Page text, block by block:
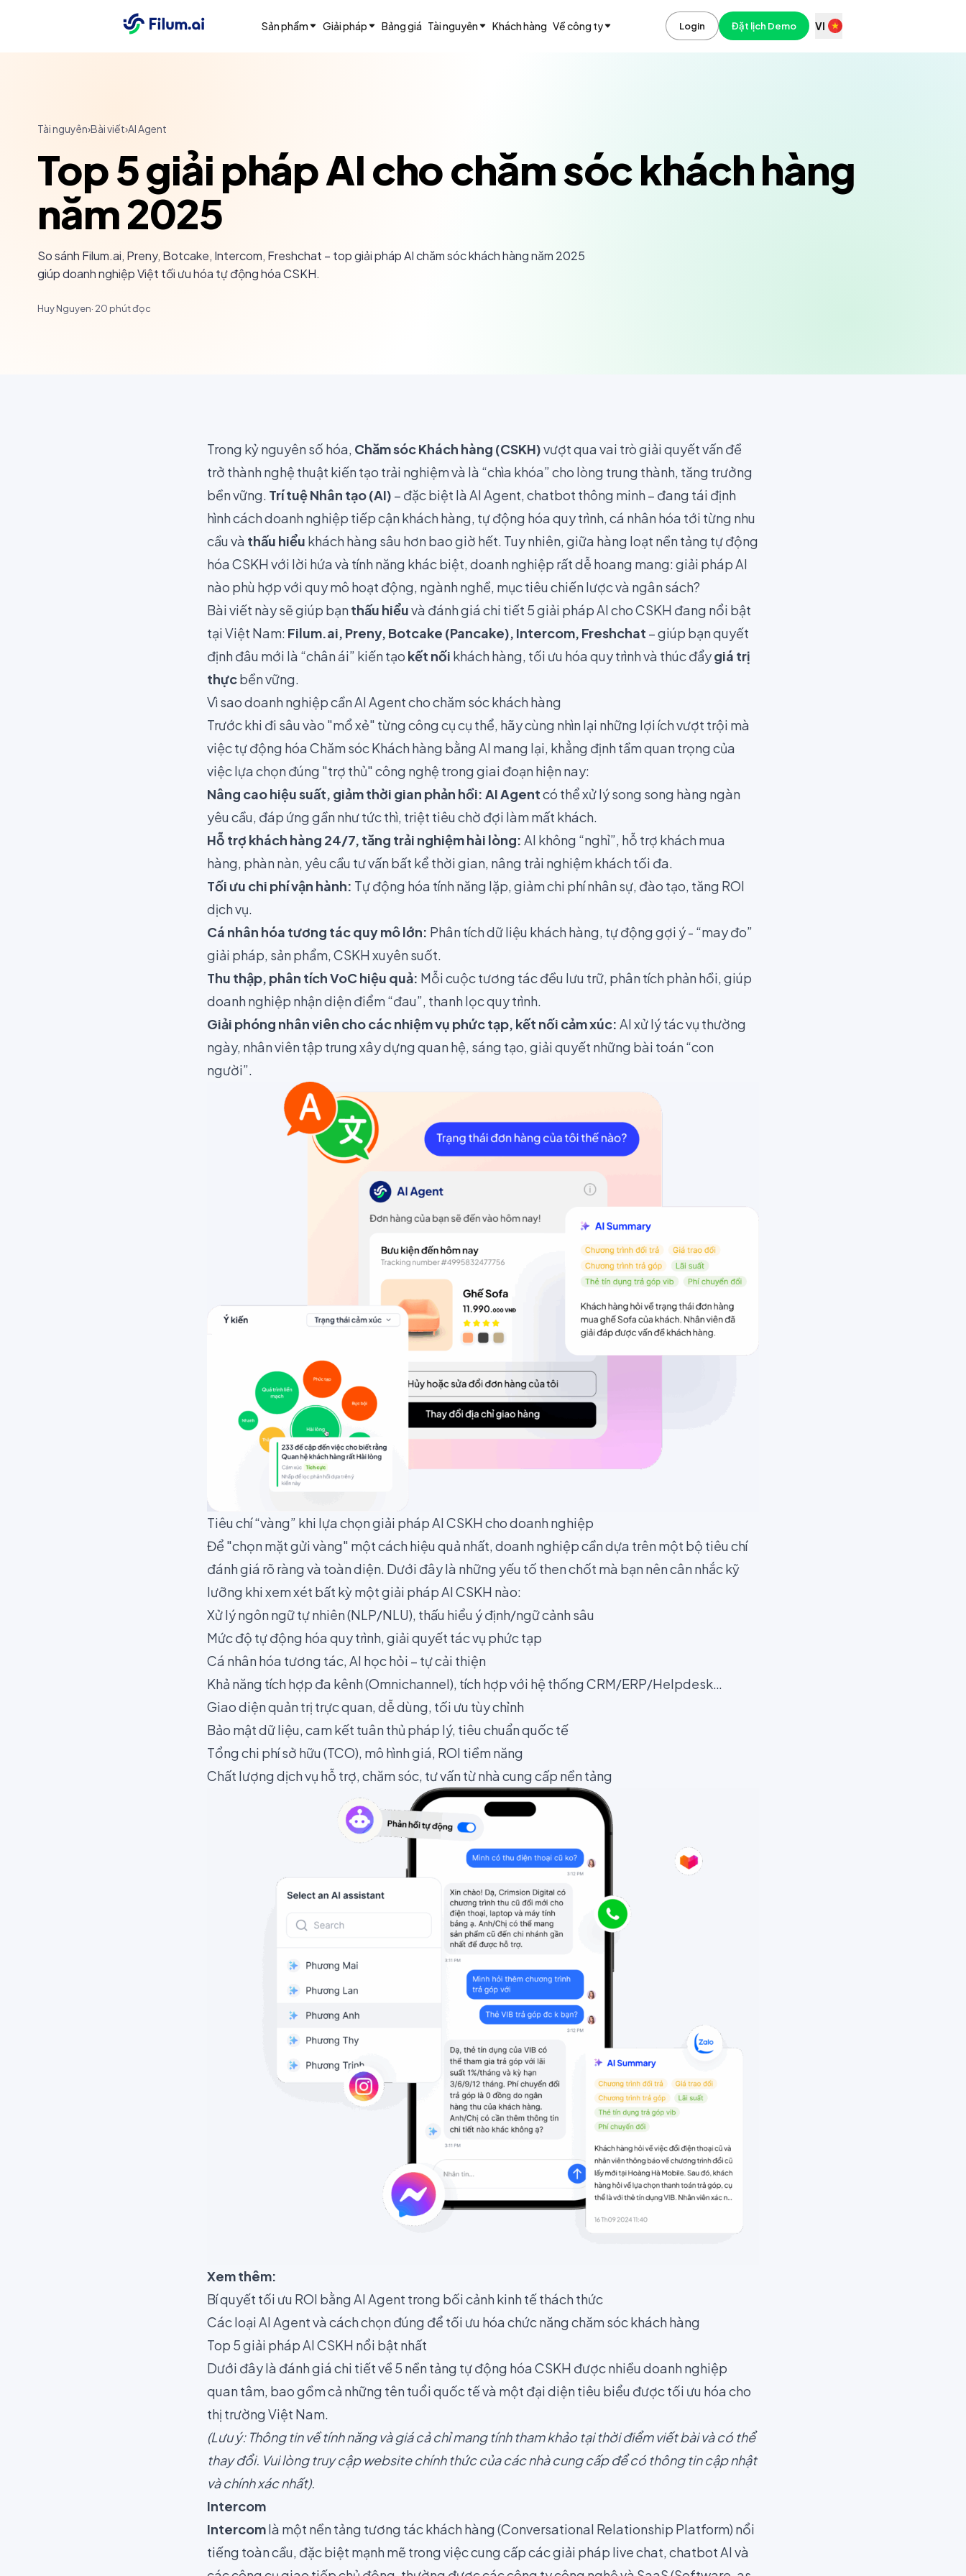
Sản phẩm Giải pháp Bảng giá Tài nguyên Khách hàng Về công ty Login Đặt lịch Demo VI
Tài nguyên›Bài viết›AI Agent
Top 5 giải pháp AI cho chăm sóc khách hàng
năm 2025
So sánh Filum.ai, Preny, Botcake, Intercom, Freshchat – top giải pháp AI chăm sóc khách hàng năm 2025
giúp doanh nghiệp Việt tối ưu hóa tự động hóa CSKH.
Huy Nguyen· 20 phút đọc
Trong kỷ nguyên số hóa, Chăm sóc Khách hàng (CSKH)vượt qua vai trò giải quyết vấn đề
trở thành nghệ thuật kiến tạo trải nghiệm và là “chìa khóa” cho lòng trung thành, tăng trưởng
bền vững. Trí tuệ Nhân tạo (AI) – đặc biệt là AI Agent, chatbot thông minh – đang tái định
hình cách doanh nghiệp tiếp cận khách hàng, tự động hóa quy trình, cá nhân hóa tới từng nhu
cầu và thấu hiểu khách hàng sâu hơn bao giờ hết. Tuy nhiên, giữa hàng loạt nền tảng tự động
hóa CSKH với lời hứa và tính năng khác biệt, doanh nghiệp rất dễ hoang mang: giải pháp AI
nào phù hợp với quy mô hoạt động, ngành nghề, mục tiêu chiến lược và ngân sách?
Bài viết này sẽ giúp bạnthấu hiểuvà đánh giá chi tiết 5 giải pháp AI cho CSKH đang nổi bật
tại Việt Nam: Filum.ai, Preny, Botcake (Pancake), Intercom, Freshchat – giúp bạn quyết
định đâu mới là “chân ái” kiến tạo kết nối khách hàng, tối ưu hóa quy trình và thúc đẩygiá trị
thựcbền vững.
Vì sao doanh nghiệp cần AI Agent cho chăm sóc khách hàng
Trước khi đi sâu vào "mổ xẻ" từng công cụ cụ thể, hãy cùng nhìn lại những lợi ích vượt trội mà
việc tự động hóa Chăm sóc Khách hàng bằng AI mang lại, khẳng định tầm quan trọng của
việc lựa chọn đúng "trợ thủ" công nghệ trong giai đoạn hiện nay:
Nâng cao hiệu suất, giảm thời gian phản hồi: AI Agentcó thể xử lý song song hàng ngàn
yêu cầu, đáp ứng gần như tức thì, triệt tiêu chờ đợi làm mất khách.
Hỗ trợ khách hàng 24/7, tăng trải nghiệm hài lòng: AI không “nghỉ”, hỗ trợ khách mua
hàng, phàn nàn, yêu cầu tư vấn bất kể thời gian, nâng trải nghiệm khách tối đa.
Tối ưu chi phí vận hành: Tự động hóa tính năng lặp, giảm chi phí nhân sự, đào tạo, tăng ROI
dịch vụ.
Cá nhân hóa tương tác quy mô lớn: Phân tích dữ liệu khách hàng, tự động gợi ý - “may đo”
giải pháp, sản phẩm, CSKH xuyên suốt.
Thu thập, phân tích VoC hiệu quả: Mỗi cuộc tương tác đều lưu trữ, phân tích phản hồi, giúp
doanh nghiệp nhận diện điểm “đau”, thanh lọc quy trình.
Giải phóng nhân viên cho các nhiệm vụ phức tạp, kết nối cảm xúc: AI xử lý tác vụ thường
ngày, nhân viên tập trung xây dựng quan hệ, sáng tạo, giải quyết những bài toán “con
người”.
Tiêu chí “vàng” khi lựa chọn giải pháp AI CSKH cho doanh nghiệp
Để "chọn mặt gửi vàng" một cách hiệu quả nhất, doanh nghiệp cần dựa trên một bộ tiêu chí
đánh giá rõ ràng và toàn diện. Dưới đây là những yếu tố then chốt mà bạn nên cân nhắc kỹ
lưỡng khi xem xét bất kỳ một giải pháp AI CSKH nào:
Xử lý ngôn ngữ tự nhiên (NLP/NLU), thấu hiểu ý định/ngữ cảnh sâu
Mức độ tự động hóa quy trình, giải quyết tác vụ phức tạp
Cá nhân hóa tương tác, AI học hỏi – tự cải thiện
Khả năng tích hợp đa kênh (Omnichannel), tích hợp với hệ thống CRM/ERP/Helpdesk…
Giao diện quản trị trực quan, dễ dùng, tối ưu tùy chỉnh
Bảo mật dữ liệu, cam kết tuân thủ pháp lý, tiêu chuẩn quốc tế
Tổng chi phí sở hữu (TCO), mô hình giá, ROI tiềm năng
Chất lượng dịch vụ hỗ trợ, chăm sóc, tư vấn từ nhà cung cấp nền tảng
Xem thêm:
Bí quyết tối ưu ROI bằng AI Agent trong bối cảnh kinh tế thách thức
Các loại AI Agent và cách chọn đúng để tối ưu hóa chức năng chăm sóc khách hàng
Top 5 giải pháp AI CSKH nổi bật nhất
Dưới đây là đánh giá chi tiết về 5 nền tảng tự động hóa CSKH được nhiều doanh nghiệp
quan tâm, bao gồm cả những tên tuổi quốc tế và một đại diện tiêu biểu được tối ưu hóa cho
thị trường Việt Nam.
(Lưu ý: Thông tin về tính năng và giá cả chỉ mang tính tham khảo tại thời điểm viết bài và có thể
thay đổi. Vui lòng truy cập website chính thức của các nhà cung cấp để có thông tin cập nhật
và chính xác nhất).
Intercom
Intercomlà một nền tảng tương tác khách hàng (Conversational Relationship Platform) nổi
tiếng toàn cầu, đặc biệt mạnh mẽ trong việc cung cấp các giải pháp live chat, chatbot AI và